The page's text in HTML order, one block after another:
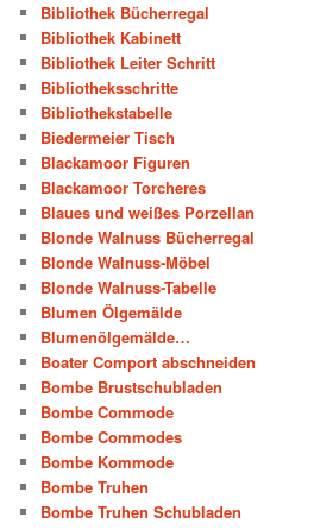
Bibliothek Bücherregal
Bibliothek Kabinett
Bibliothek Leiter Schritt
Bibliotheksschritte
Bibliothekstabelle
Biedermeier Tisch
Blackamoor Figuren
Blackamoor Torcheres
Blaues und weißes Porzellan
Blonde Walnuss Bücherregal
Blonde Walnuss-Möbel
Blonde Walnuss-Tabelle
Blumen Ölgemälde
Blumenölgemälde…
Boater Comport abschneiden
Bombe Brustschubladen
Bombe Commode
Bombe Commodes
Bombe Kommode
Bombe Truhen
Bombe Truhen Schubladen